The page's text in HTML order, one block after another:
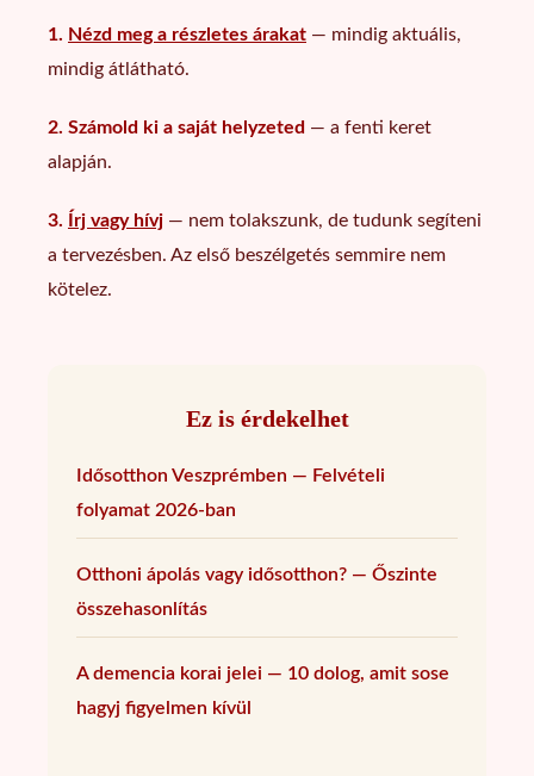
1. Nézd meg a részletes árakat — mindig aktuális,
mindig átlátható.
2. Számold ki a saját helyzeted — a fenti keret
alapján.
3. Írj vagy hívj — nem tolakszunk, de tudunk segíteni
a tervezésben. Az első beszélgetés semmire nem
kötelez.
Ez is érdekelhet
Idősotthon Veszprémben — Felvételi
folyamat 2026-ban
Otthoni ápolás vagy idősotthon? — Őszinte
összehasonlítás
A demencia korai jelei — 10 dolog, amit sose
hagyj figyelmen kívül